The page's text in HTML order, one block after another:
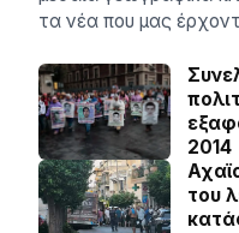
τα νέα που μας
2014
του